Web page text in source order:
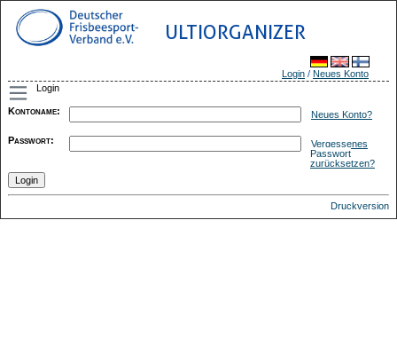
ULTIORGANIZER
Login / Neues Konto
Login
Kontoname: Neues Konto?
Passwort:
Vergessenes
Passwort
zurücksetzen?
Druckversion